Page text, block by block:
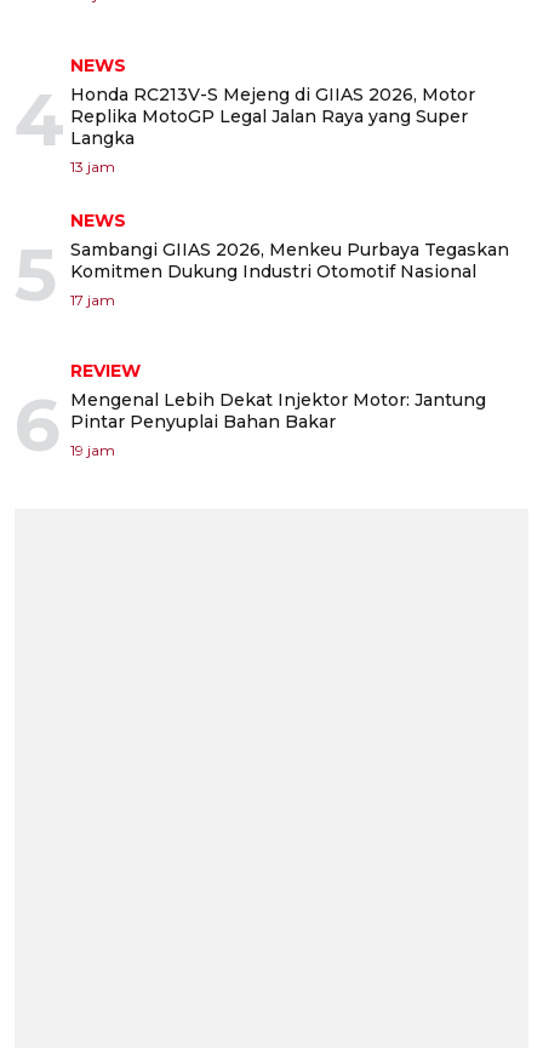
4
NEWS
Honda RC213V-S Mejeng di GIIAS 2026, Motor
Replika MotoGP Legal Jalan Raya yang Super
Langka
13 jam
5
NEWS
Sambangi GIIAS 2026, Menkeu Purbaya Tegaskan
Komitmen Dukung Industri Otomotif Nasional
17 jam
6
REVIEW
Mengenal Lebih Dekat Injektor Motor: Jantung
Pintar Penyuplai Bahan Bakar
19 jam